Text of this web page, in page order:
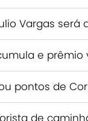
Vargas será
e prêmio
pontos de
de